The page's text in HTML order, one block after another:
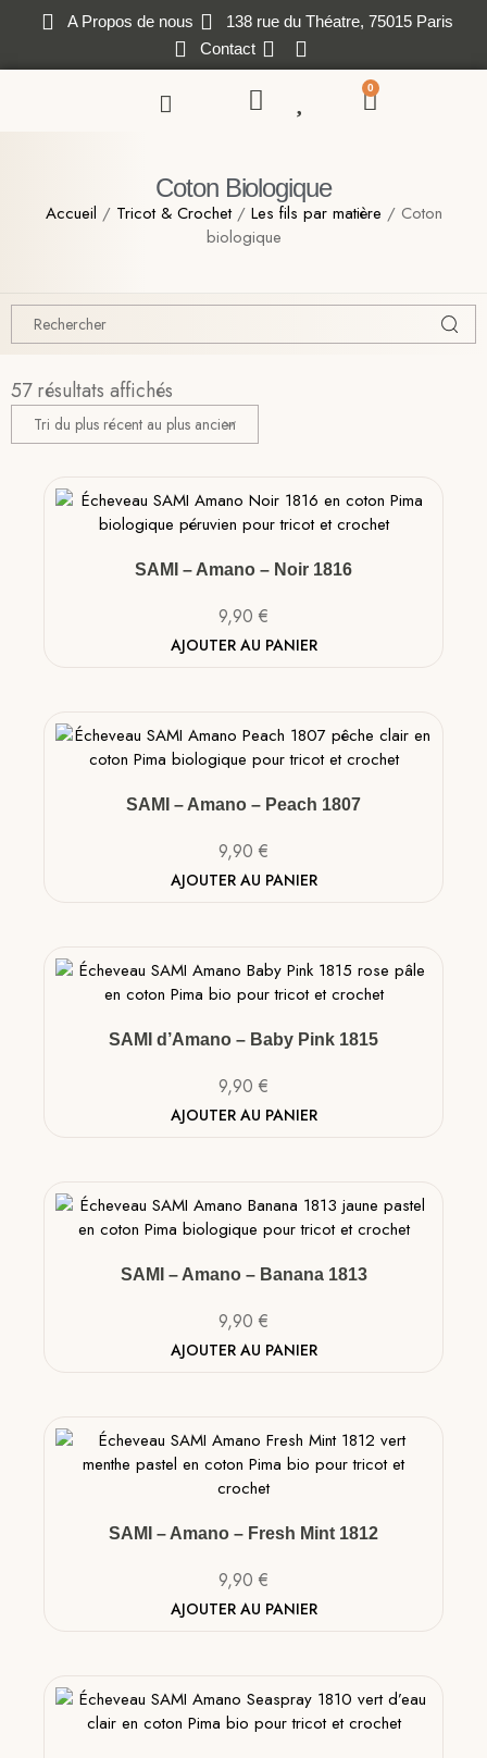
A Propos de nous
138 rue du Théatre, 75015 Paris
Contact
0
Coton Biologique
Accueil / Tricot & Crochet/ Les fils par matière / Coton
biologique
57 résultats affichés
SAMI – Amano – Noir 1816
9,90 €
AJOUTER AU PANIER
SAMI – Amano – Peach 1807
9,90 €
AJOUTER AU PANIER
SAMI d’Amano – Baby Pink 1815
9,90 €
AJOUTER AU PANIER
SAMI – Amano – Banana 1813
9,90 €
AJOUTER AU PANIER
SAMI – Amano – Fresh Mint 1812
9,90 €
AJOUTER AU PANIER